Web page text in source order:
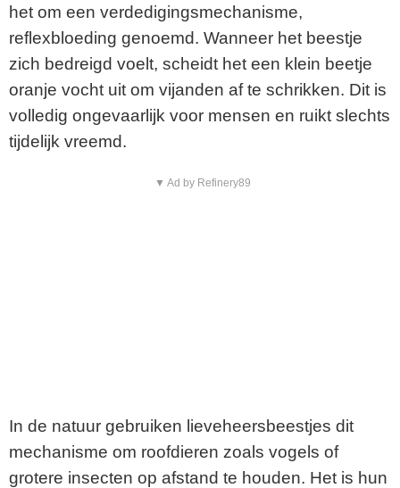
het om een verdedigingsmechanisme,
reflexbloeding genoemd. Wanneer het beestje
zich bedreigd voelt, scheidt het een klein beetje
oranje vocht uit om vijanden af te schrikken. Dit is
volledig ongevaarlijk voor mensen en ruikt slechts
tijdelijk vreemd.
▼ Ad by Refinery89
In de natuur gebruiken lieveheersbeestjes dit
mechanisme om roofdieren zoals vogels of
grotere insecten op afstand te houden. Het is hun